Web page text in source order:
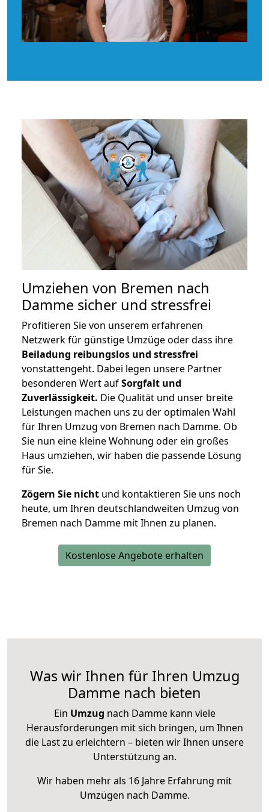
Umziehen von Bremen nach
Damme sicher und stressfrei
Profitieren Sie von unserem erfahrenen
Netzwerk für günstige Umzüge oder dass ihre
Beiladung reibungslos und stressfrei
vonstattengeht. Dabei legen unsere Partner
besonderen Wert aufSorgfalt und
Zuverlässigkeit. Die Qualität und unser breite
Leistungen machen uns zu der optimalen Wahl
für Ihren Umzug von Bremen nach Damme. Ob
Sie nun eine kleine Wohnung oder ein großes
Haus umziehen, wir haben die passende Lösung
für Sie.
Zögern Sie nicht und kontaktieren Sie uns noch
heute, um Ihren deutschlandweiten Umzug von
Bremen nach Damme mit Ihnen zu planen.
Kostenlose Angebote erhalten
Was wir Ihnen für Ihren Umzug
Damme nach bieten
Ein Umzug nach Damme kann viele
Herausforderungen mit sich bringen, um Ihnen
die Last zu erleichtern – bieten wir Ihnen unsere
Unterstützung an.
Wir haben mehr als 16 Jahre Erfahrung mit
Umzügen nach Damme.